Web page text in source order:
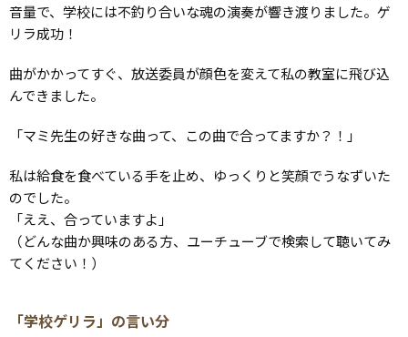
音量で、学校には不釣り合いな魂の演奏が響き渡りました。ゲ
リラ成功！
曲がかかってすぐ、放送委員が顔色を変えて私の教室に飛び込
んできました。
「マミ先生の好きな曲って、この曲で合ってますか？！」
私は給食を食べている手を止め、ゆっくりと笑顔でうなずいた
のでした。
「ええ、合っていますよ」
（どんな曲か興味のある方、ユーチューブで検索して聴いてみ
てください！）
「学校ゲリラ」の言い分